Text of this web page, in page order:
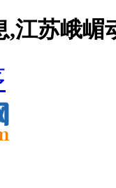
,江苏峨